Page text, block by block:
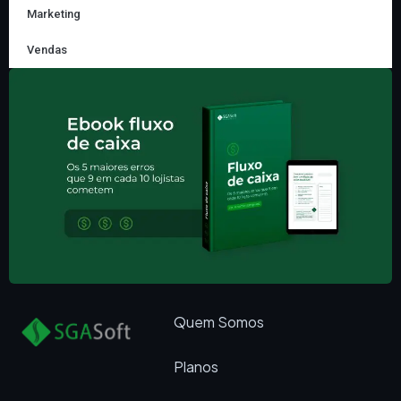
Marketing
Vendas
Quem Somos
Planos